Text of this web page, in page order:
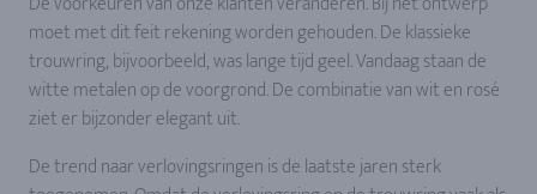
moet met dit feit rekening worden gehouden. De klassieke
trouwring, bijvoorbeeld, was lange tijd geel. Vandaag staan de
witte metalen op de voorgrond. De combinatie van wit en rosé
ziet er bijzonder elegant uit.
De trend naar verlovingsringen is de laatste jaren sterk